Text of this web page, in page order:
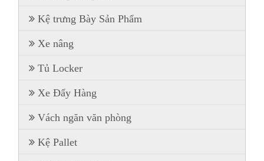
Kệ trưng Bày Sản Phẩm
Xe nâng
Tủ Locker
Xe Đẩy Hàng
Vách ngăn văn phòng
Kệ Pallet